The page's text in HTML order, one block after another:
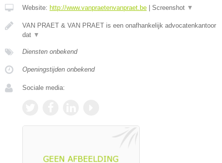
Website: http://www.vanpraetenvanpraet.be Screenshot ▼
VAN PRAET & VAN PRAET is een onafhankelijk advocatenkantoor
dat ▼
Diensten onbekend
Openingstijden onbekend
Sociale media: